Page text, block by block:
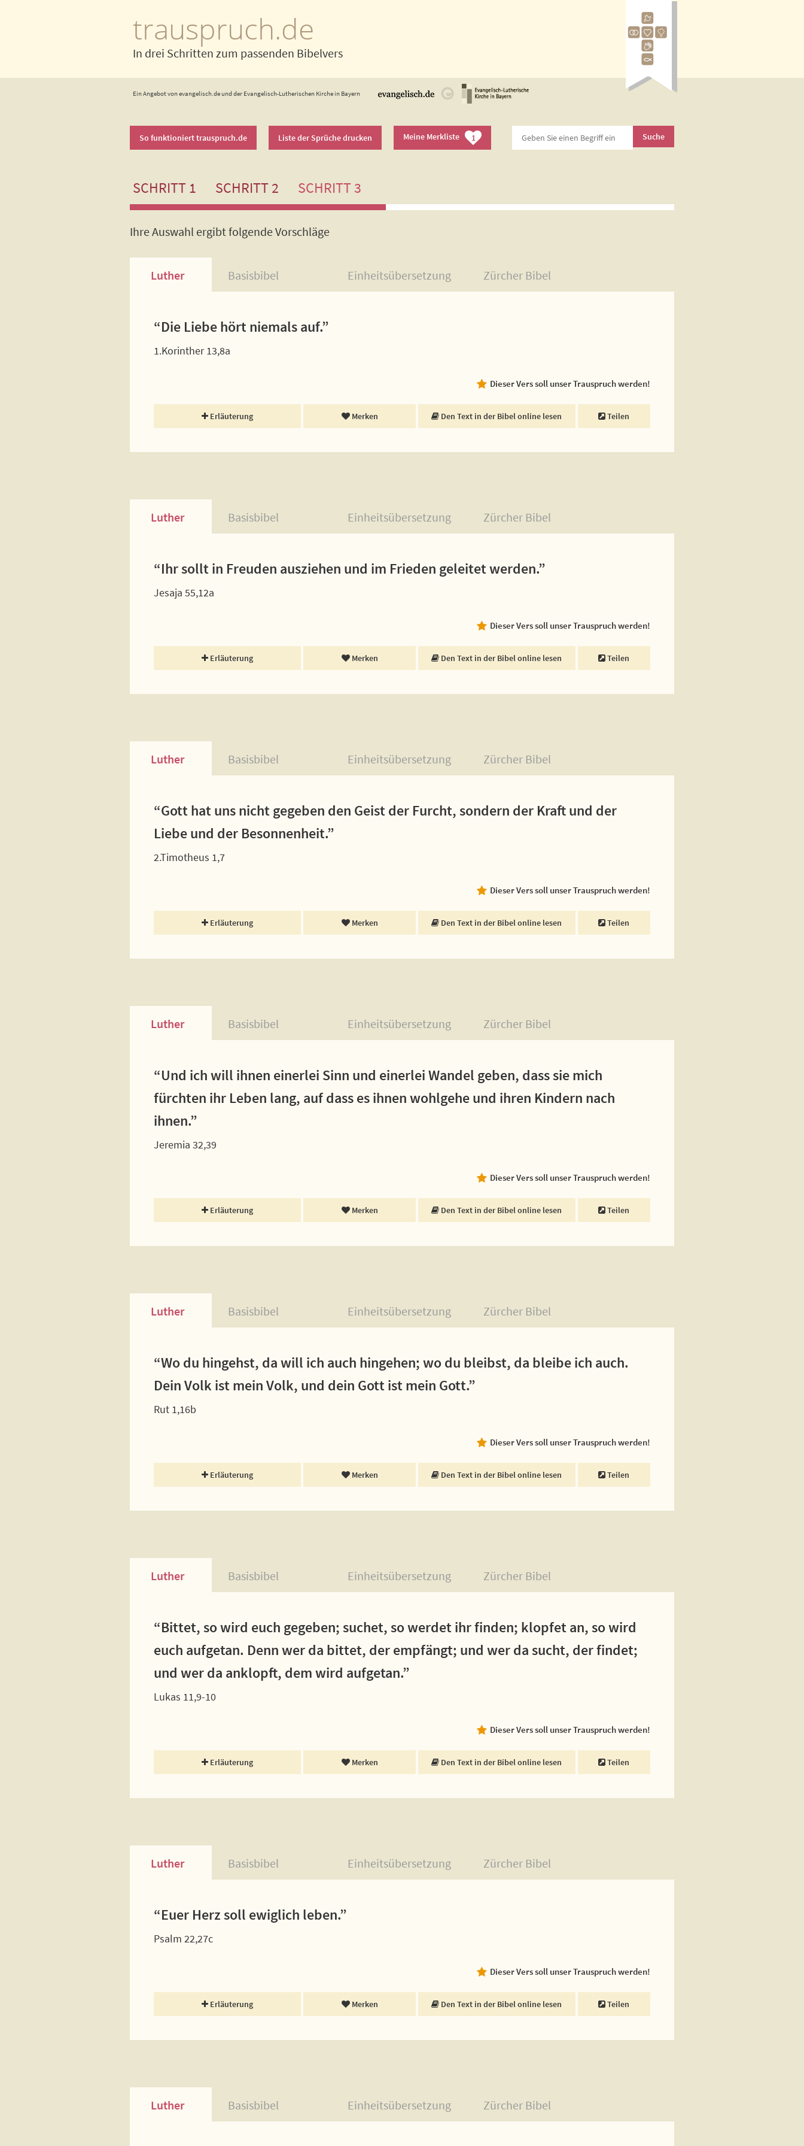
trauspruch.de
In drei Schritten zum passenden Bibelvers
Ein Angebot von evangelisch.de und der Evangelisch-Lutherischen Kirche in Bayern
So funktioniert trauspruch.de Liste der Sprüche drucken Meine Merkliste 1
SCHRITT 1 SCHRITT 2 SCHRITT 3
Ihre Auswahl ergibt folgende Vorschläge
Luther Basisbibel Einheitsübersetzung Zürcher Bibel
“Die Liebe hört niemals auf.”
1.Korinther 13,8a
Dieser Vers soll unser Trauspruch werden!
Erläuterung Merken Den Text in der Bibel online lesen Teilen
Luther Basisbibel Einheitsübersetzung Zürcher Bibel
“Ihr sollt in Freuden ausziehen und im Frieden geleitet werden.”
Jesaja 55,12a
Dieser Vers soll unser Trauspruch werden!
Erläuterung Merken Den Text in der Bibel online lesen Teilen
Luther Basisbibel Einheitsübersetzung Zürcher Bibel
“Gott hat uns nicht gegeben den Geist der Furcht, sondern der Kraft und der
Liebe und der Besonnenheit.”
2.Timotheus 1,7
Dieser Vers soll unser Trauspruch werden!
Erläuterung Merken Den Text in der Bibel online lesen Teilen
Luther Basisbibel Einheitsübersetzung Zürcher Bibel
“Und ich will ihnen einerlei Sinn und einerlei Wandel geben, dass sie mich
fürchten ihr Leben lang, auf dass es ihnen wohlgehe und ihren Kindern nach
ihnen.”
Jeremia 32,39
Dieser Vers soll unser Trauspruch werden!
Erläuterung Merken Den Text in der Bibel online lesen Teilen
Luther Basisbibel Einheitsübersetzung Zürcher Bibel
“Wo du hingehst, da will ich auch hingehen; wo du bleibst, da bleibe ich auch.
Dein Volk ist mein Volk, und dein Gott ist mein Gott.”
Rut 1,16b
Dieser Vers soll unser Trauspruch werden!
Erläuterung Merken Den Text in der Bibel online lesen Teilen
Luther Basisbibel Einheitsübersetzung Zürcher Bibel
“Bittet, so wird euch gegeben; suchet, so werdet ihr finden; klopfet an, so wird
euch aufgetan. Denn wer da bittet, der empfängt; und wer da sucht, der findet;
und wer da anklopft, dem wird aufgetan.”
Lukas 11,9-10
Dieser Vers soll unser Trauspruch werden!
Erläuterung Merken Den Text in der Bibel online lesen Teilen
Luther Basisbibel Einheitsübersetzung Zürcher Bibel
“Euer Herz soll ewiglich leben.”
Psalm 22,27c
Dieser Vers soll unser Trauspruch werden!
Erläuterung Merken Den Text in der Bibel online lesen Teilen
Luther Basisbibel Einheitsübersetzung Zürcher Bibel